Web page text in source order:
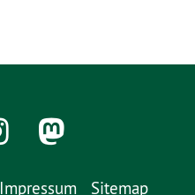
Impressum Sitemap